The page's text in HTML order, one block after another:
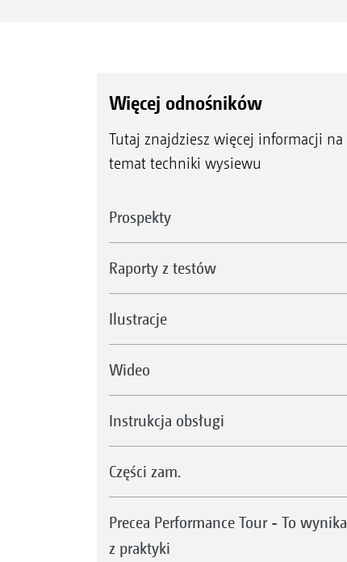
Więcej odnośników
Tutaj znajdziesz więcej informacji na
temat techniki wysiewu
Prospekty
Raporty z testów
Ilustracje
Wideo
Instrukcja obsługi
Części zam.
Precea Performance Tour - To wynika
z praktyki